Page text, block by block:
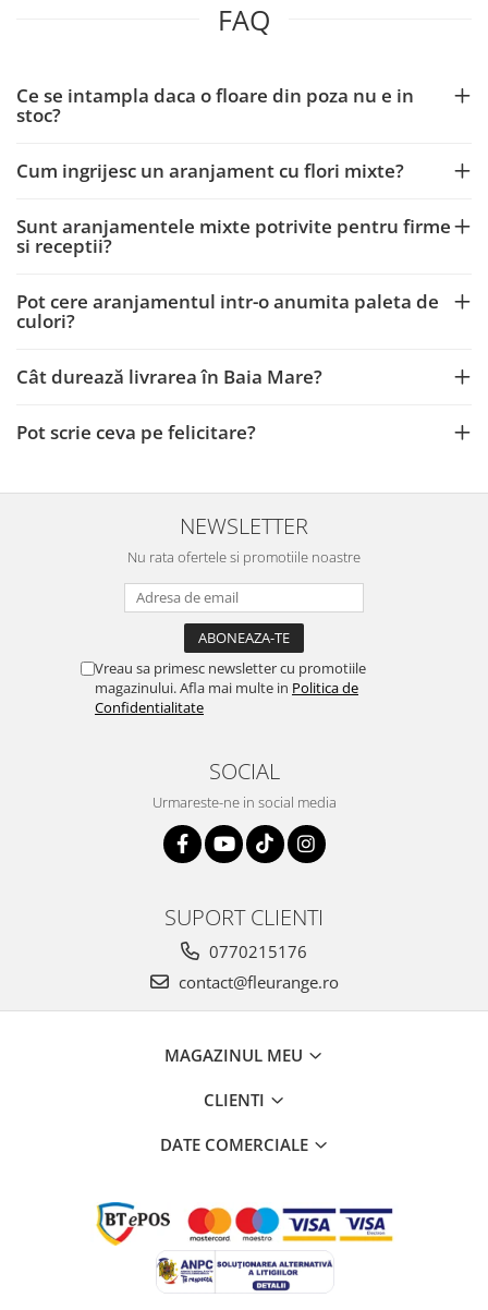
FAQ
Ce se intampla daca o floare din poza nu e in
stoc?
Cum ingrijesc un aranjament cu flori mixte?
Sunt aranjamentele mixte potrivite pentru firme
si receptii?
Pot cere aranjamentul intr-o anumita paleta de
culori?
Cât durează livrarea în Baia Mare?
Pot scrie ceva pe felicitare?
NEWSLETTER
Nu rata ofertele si promotiile noastre
Vreau sa primesc newsletter cu promotiile
magazinului. Afla mai multe in Politica de
Confidentialitate
SOCIAL
Urmareste-ne in social media
SUPORT CLIENTI
0770215176
contact@fleurange.ro
MAGAZINUL MEU
CLIENTI
DATE COMERCIALE